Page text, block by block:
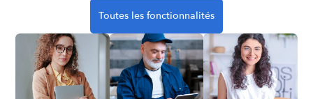
Toutes les fonctionnalités